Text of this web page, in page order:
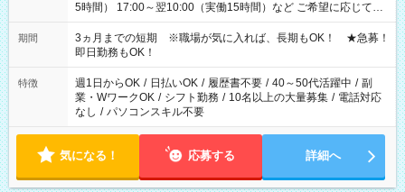
5時間） 17:00～翌10:00（実働15時間）など ご希望に応じて、
働く時間は調整できます！ お気軽に担当へ相談ください！
期間
3ヵ月までの短期 ※職場が気に入れば、長期もOK！ ★急募！
即日勤務もOK！
特徴 週1日からOK / 日払いOK / 履歴書不要 / 40～50代活躍中 / 副
業・WワークOK / シフト勤務 / 10名以上の大量募集 / 電話対応
なし / パソコンスキル不要
気になる！ 応募する 詳細へ